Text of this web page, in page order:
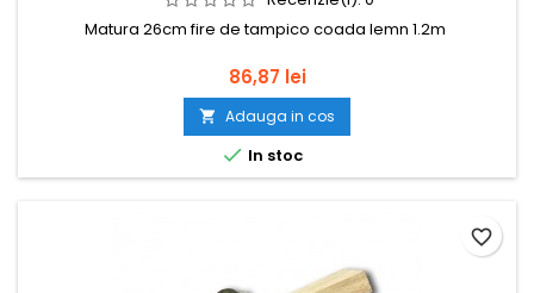
Matura 26cm fire de tampico coada lemn 1.2m
Pret
86,87 lei
 Adauga in cos
 In stoc
favorite_border